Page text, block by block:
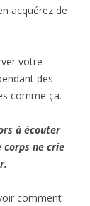
acquérez de
votre
des
comme ça.
à écouter
corps ne crie
comment